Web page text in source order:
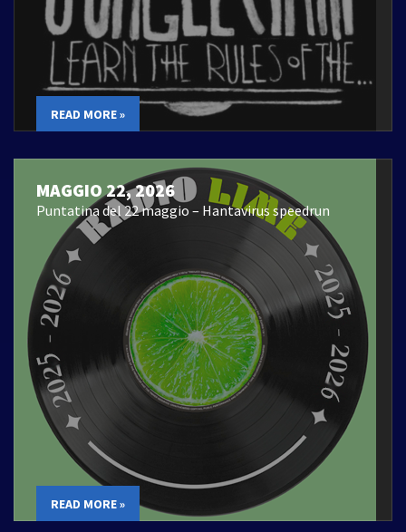
READ MORE »
MAGGIO 22, 2026
Puntatina del 22 maggio – Hantavirus speedrun
READ MORE »